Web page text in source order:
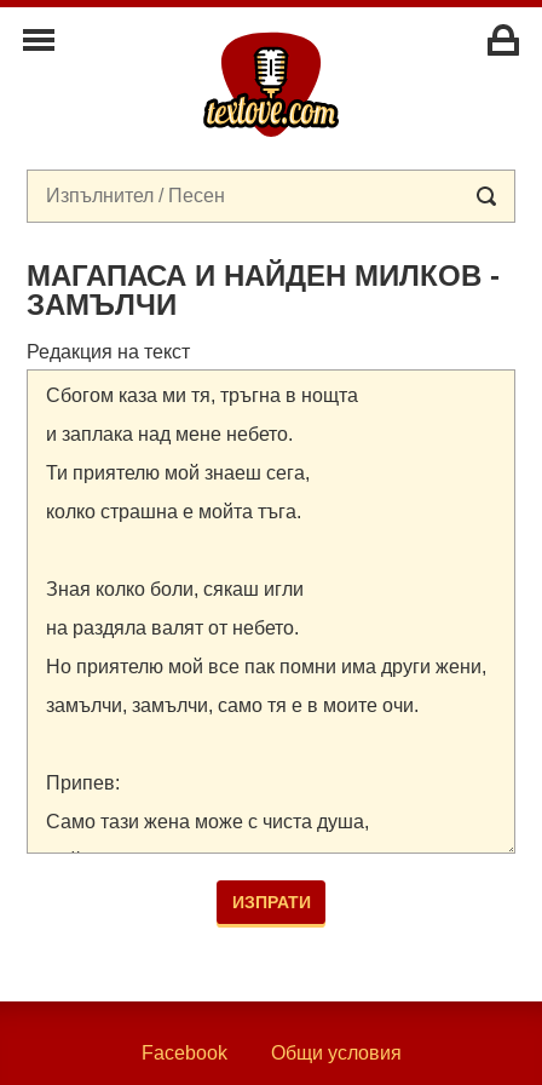
МАГАПАСА И НАЙДЕН МИЛКОВ -
ЗАМЪЛЧИ
Редакция на текст
Facebook Общи условия